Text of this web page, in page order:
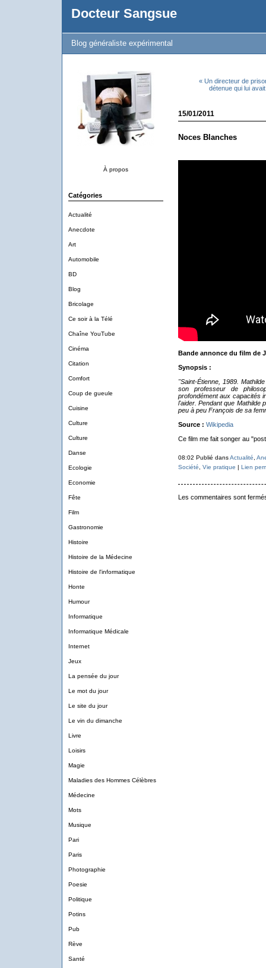
Docteur Sangsue
Blog généraliste expérimental
À propos
Catégories
Actualité
Anecdote
Art
Automobile
BD
Blog
Bricolage
Ce soir à la Télé
Chaîne YouTube
Cinéma
Citation
Comfort
Coup de gueule
Cuisine
Culture
Culture
Danse
Ecologie
Economie
Fête
Film
Gastronomie
Histoire
Histoire de la Médecine
Histoire de l'informatique
Honte
Humour
Informatique
Informatique Médicale
Internet
Jeux
La pensée du jour
Le mot du jour
Le site du jour
Le vin du dimanche
Livre
Loisirs
Magie
Maladies des Hommes Célèbres
Médecine
Mots
Musique
Pari
Paris
Photographie
Poesie
Politique
Potins
Pub
Rève
Santé
« Un directeur de
détenue qui lui
15/01/2011
Noces Blanches
Bande annonce du film de
Synopsis :
"Saint-Étienne, 1989.
son professeur de
profondément aux capacités
l'aider. Pendant que Mathilde
peu à peu François de sa
Source : Wikipedia
Ce film me fait songer au
08:02 Publié dansActualité
Société
Vie pratique | Lien
Les commentaires sont